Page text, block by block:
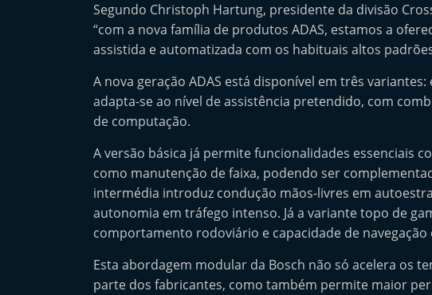
Segundo Christoph Hartung, presidente da divisão
“com a nova família de produtos ADAS, estamos a
assistida e automatizada com os habituais altos
A nova geração ADAS está disponível em três
adapta-se ao nível de assistência pretendido, com
de computação.
A versão básica já permite funcionalidades essenciais
como manutenção de faixa, podendo ser
intermédia introduz condução mãos-livres em
autonomia em tráfego intenso. Já a variante topo de
comportamento rodoviário e capacidade de
Esta abordagem modular da Bosch não só acelera os
parte dos fabricantes, como também permite maior